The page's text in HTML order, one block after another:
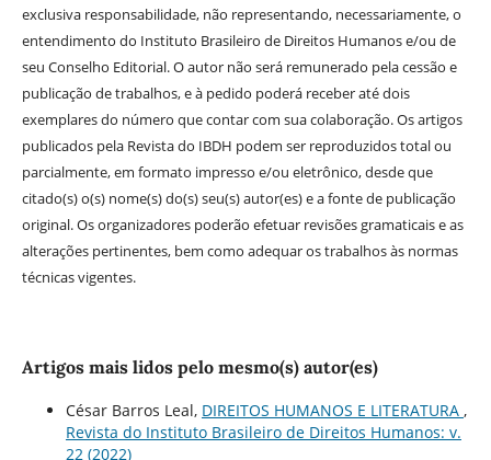
exclusiva responsabilidade, não representando, necessariamente, o
entendimento do Instituto Brasileiro de Direitos Humanos e/ou de
seu Conselho Editorial. O autor não será remunerado pela cessão e
publicação de trabalhos, e à pedido poderá receber até dois
exemplares do número que contar com sua colaboração. Os artigos
publicados pela Revista do IBDH podem ser reproduzidos total ou
parcialmente, em formato impresso e/ou eletrônico, desde que
citado(s) o(s) nome(s) do(s) seu(s) autor(es) e a fonte de publicação
original. Os organizadores poderão efetuar revisões gramaticais e as
alterações pertinentes, bem como adequar os trabalhos às normas
técnicas vigentes.
Artigos mais lidos pelo mesmo(s) autor(es)
César Barros Leal, DIREITOS HUMANOS E LITERATURA ,
Revista do Instituto Brasileiro de Direitos Humanos: v.
22 (2022)